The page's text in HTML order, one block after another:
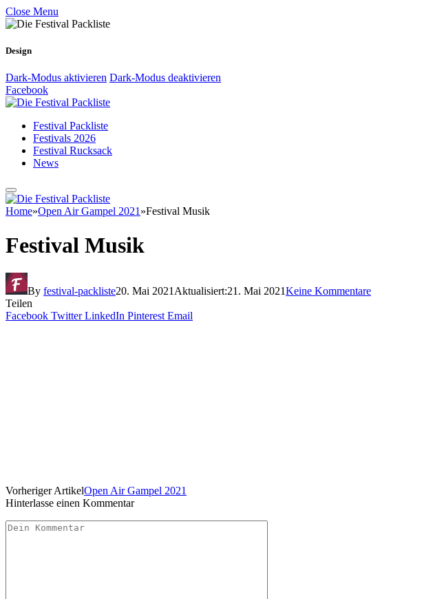
Close Menu
Design
Dark-Modus aktivieren Dark-Modus deaktivieren
Facebook
Festival Packliste
Festivals 2026
Festival Rucksack
News
Home»Open Air Gampel 2021 »Festival Musik
Festival Musik
By festival-packliste20. Mai 2021 Aktualisiert:21. Mai 2021Keine Kommentare
Teilen
Facebook Twitter LinkedIn Pinterest Email
Vorheriger ArtikelOpen Air Gampel 2021
Hinterlasse einen Kommentar